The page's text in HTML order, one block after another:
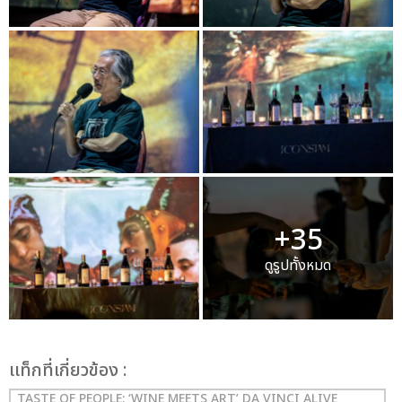
+35
ดูรูปทั้งหมด
เเท็กที่เกี่ยวข้อง :